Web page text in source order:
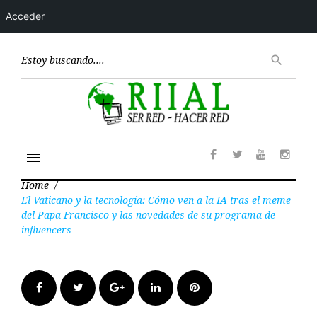
search
menu
Home /
El Vaticano y la tecnología: Cómo ven a la IA tras el meme
del Papa Francisco y las novedades de su programa de
influencers
FacebookTwitter Google+LinkedInPinterest
Acceder